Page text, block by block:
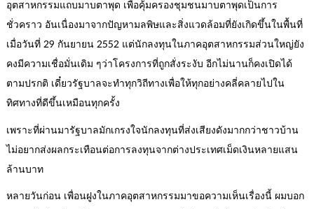
อุตสาหกรรมแถบมาบตาพุด เพื่อคุ้มครองชุมชนมาบตาพุดเป็นการ
ชั่วคราว อันเนื่องมาจากปัญหามลพิษและสิ่งแวดล้อมที่ยังเกิดขึ้นในพื้นที่
เมื่อวันที่ 29 กันยายน 2552 แต่นักลงทุนในภาคอุตสาหกรรมส่วนใหญ่ยัง
คงมีความเชื่อมั่นเดิม ๆว่าโครงการที่ถูกสั่งระงับ อีกไม่นานก็คงเปิดได้
ตามปรกติ เดี๋ยวรัฐบาลจะทำทุกวิถีทางเพื่อให้ทุกอย่างคลี่คลายไปใน
ทิศทางที่ดีขึ้นเหมือนทุกครั้ง
เพราะที่ผ่านมารัฐบาลมักเกรงใจนักลงทุนที่ส่งเสียงดังมากกว่าชาวบ้าน
ไม่อยากส่งผลกระเทือนต่อการลงทุนจากต่างประเทศเม็ดเงินหลายแสน
ล้านบาท
หลายวันก่อน เพื่อนฝูงในภาคอุตสาหกรรมมาขอความเห็นเรื่องนี้ ผมบอก